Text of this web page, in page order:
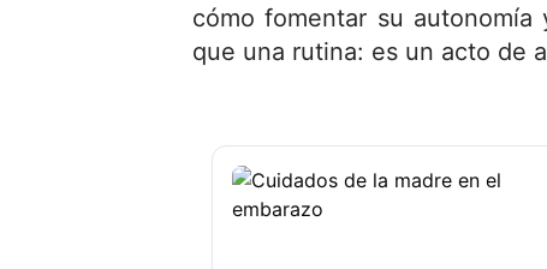
cómo fomentar su
que una rutina: es un acto de